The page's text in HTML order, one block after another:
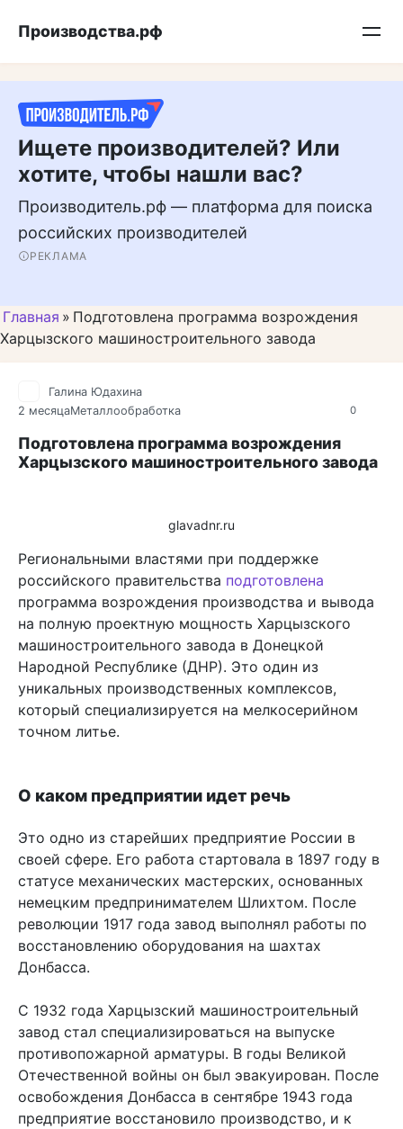
Подписывайтесь на нас в MAX
Производства.рф
Ищете производителей? Или
хотите, чтобы нашли вас?
Производитель.рф — платформа для поиска
российских производителей
РЕКЛАМА
Главная » Подготовлена программа возрождения
Харцызского машиностроительного завода
0
Галина Юдахина
2 месяцаМеталлообработка
Подготовлена программа возрождения
Харцызского машиностроительного завода
glavadnr.ru
Региональными властями при поддержке
российского правительства подготовлена
программа возрождения производства и вывода
на полную проектную мощность Харцызского
машиностроительного завода в Донецкой
Народной Республике (ДНР). Это один из
уникальных производственных комплексов,
который специализируется на мелкосерийном
точном литье.
О каком предприятии идет речь
Это одно из старейших предприятие России в
своей сфере. Его работа стартовала в 1897 году в
статусе механических мастерских, основанных
немецким предпринимателем Шлихтом. После
революции 1917 года завод выполнял работы по
восстановлению оборудования на шахтах
Донбасса.
С 1932 года Харцызский машиностроительный
завод стал специализироваться на выпуске
противопожарной арматуры. В годы Великой
Отечественной войны он был эвакуирован. После
освобождения Донбасса в сентябре 1943 года
предприятие восстановило производство, и к